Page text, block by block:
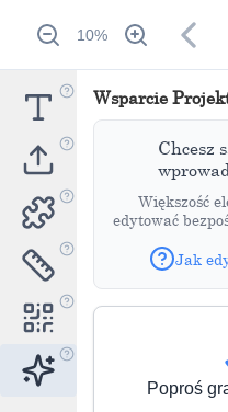
10%
Wsparcie
Chcesz
Większość
edytować
Jak
Poproś